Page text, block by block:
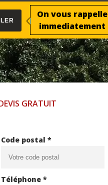
On vous rappelle
immediatement
GRATUIT
Code postal *
Téléphone *